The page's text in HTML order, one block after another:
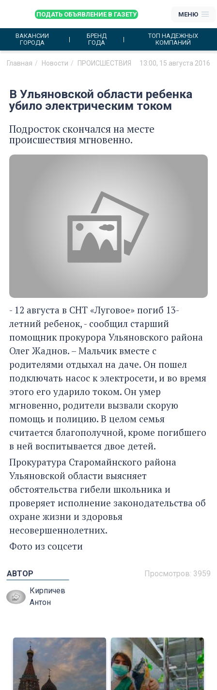
ПОДАТЬ ОБЪЯВЛЕНИЕ В ГАЗЕТУ МЕНЮ
ВАКАНСИИ
ГОРОДА
БРЕНД
ГОДА
ТОП НАДЕЖНЫХ
КОМПАНИЙ
Главная Новости ПРОИСШЕСТВИЯ 13:00, 15 августа 2016
В Ульяновской области ребенка
убило электрическим током
Подросток скончался на месте
происшествия мгновенно.
- 12 августа в СНТ «Луговое» погиб 13-
летний ребенок, - сообщил старший
помощник прокурора Ульяновского района
Олег Жаднов. – Мальчик вместе с
родителями отдыхал на даче. Он пошел
подключать насос к электросети, и во время
этого его ударило током. Он умер
мгновенно, родители вызвали скорую
помощь и полицию. В целом семья
считается благополучной, кроме погибшего
в ней воспитывается двое детей.
Прокуратура Старомайнского района
Ульяновской области выясняет
обстоятельства гибели школьника и
проверяет исполнение законодательства об
охране жизни и здоровья
несовершеннолетних.
Фото из соцсети
Просмотров: 3959
АВТОР
Кирпичев
Антон